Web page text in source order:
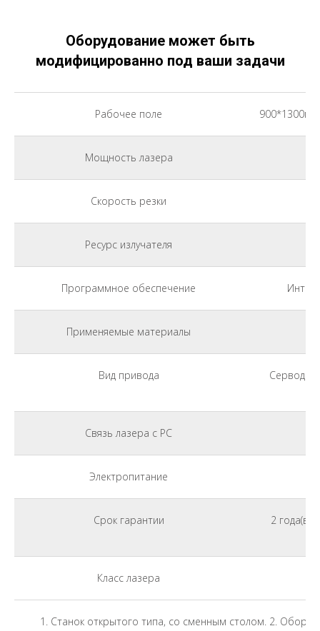
Оборудование может быть
модифицированно под ваши задачи
Рабочее поле
Мощность лазера
Скорость резки
Ресурс излучателя
Программное обеспечение
Применяемые материалы
Вид привода
Связь лазера с PC
Электропитание
Срок гарантии 2
Класс лазера
1. Станок открытого типа, со сменным столом. 2.